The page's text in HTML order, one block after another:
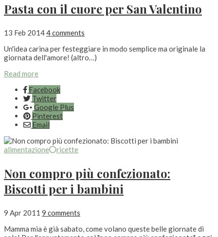
Pasta con il cuore per San Valentino
13 Feb 20144 comments
Un'idea carina per festeggiare in modo semplice ma originale la
giornata dell'amore! (altro…)
Read more
Facebook
Twitter
Google Plus
Pinterest
Email
alimentazione ricette
Non compro più confezionato:
Biscotti per i bambini
9 Apr 2011 9 comments
Mamma mia è già sabato, come volano queste belle giornate di